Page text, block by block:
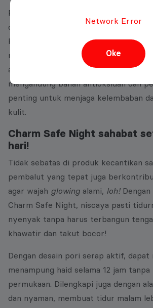
Pilihlah produk yang mengandung
dan aman untuk kulit. Misalnya,
kandungan vitamin C atau E dapat
mencerahkan dan melindungi kulit dari
akibat paparan sinar matahari. Selain
mengandung bahan antioksidan dan
penting untuk menjaga kelembaban
kulit.
Charm Safe Night sahabat
hari!
Tidak sebatas di produk kecantikan
pembalut yang tepat juga
agar wajah glowing alami, loh!
Charm Safe Night, niscaya pasti
nyenyak tanpa harus terbangun
khawatir dan takut bocor!
Dengan desain pori serap aktif, dapat
menampung haid selama 12 jam
permukaan. Dilengkapi juga dengan
dan nyaman, membuat tidur malam
Network Error
Oke